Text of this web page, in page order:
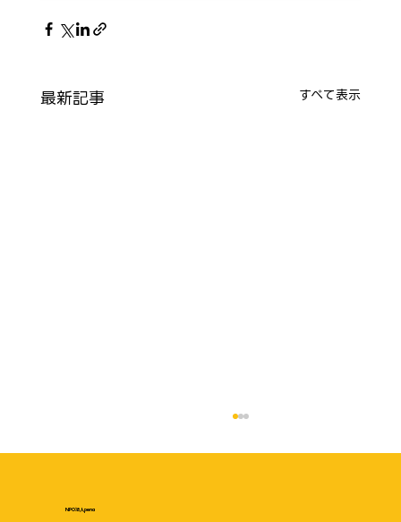
最新記事 すべて表示
NPO法人pena